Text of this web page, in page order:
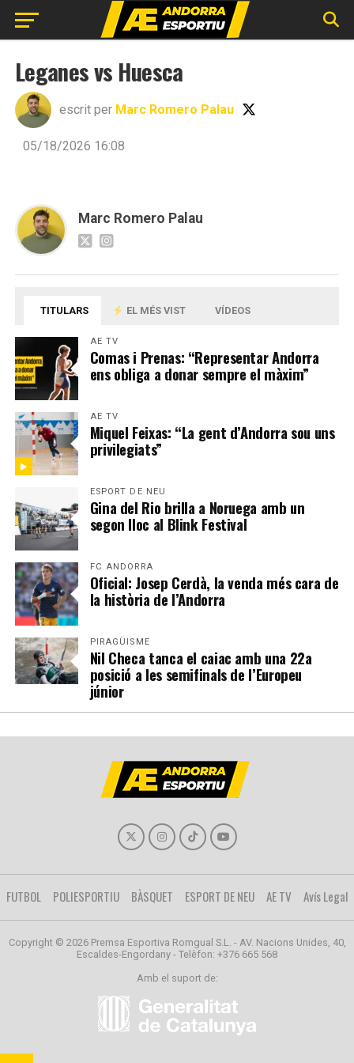
Leganes vs Huesca
escrit per Marc Romero Palau
05/18/2026 16:08
Marc Romero Palau
TITULARS EL MÉS VIST VÍDEOS
AE TV
Comas i Prenas: “Representar Andorra
ens obliga a donar sempre el màxim”
AE TV
Miquel Feixas: “La gent d’Andorra sou uns
privilegiats”
ESPORT DE NEU
Gina del Rio brilla a Noruega amb un
segon lloc al Blink Festival
FC ANDORRA
Oficial: Josep Cerdà, la venda més cara de
la història de l’Andorra
PIRAGÜISME
Nil Checa tanca el caiac amb una 22a
posició a les semifinals de l’Europeu
júnior
FUTBOL POLIESPORTIU BÀSQUET ESPORT DE NEU AE TV Avís Legal
Copyright © 2026 Premsa Esportiva Romgual S.L. - AV. Nacions Unides, 40,
Escaldes-Engordany - Telèfon: +376 665 568
Amb el suport de: